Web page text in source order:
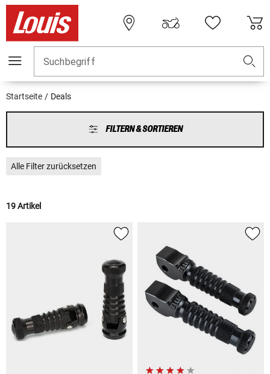
Suchbegriff
Startseite Deals
FILTERN & SORTIEREN
Alle Filter zurücksetzen
19 Artikel